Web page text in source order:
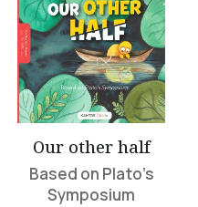
Our other half
Based on Plato’s
Symposium